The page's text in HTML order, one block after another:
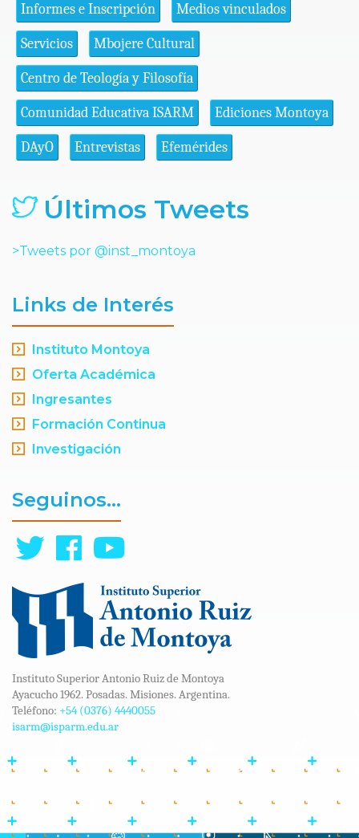
Informes e Inscripción Medios vinculados
Servicios Mbojere Cultural
Centro de Teología y Filosofía
Comunidad Educativa ISARM Ediciones Montoya
DAyO Entrevistas Efemérides
Últimos Tweets
>Tweets por @inst_montoya
Links de Interés
Instituto Montoya
Oferta Académica
Ingresantes
Formación Continua
Investigación
Seguinos...
Instituto Superior Antonio Ruiz de Montoya
Ayacucho 1962. Posadas. Misiones. Argentina.
Teléfono: +54 (0376) 4440055
isarm@isparm.edu.ar